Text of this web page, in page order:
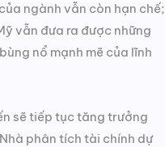
ngành vẫn còn hạn chế;
vẫn đưa ra được những
nổ mạnh mẽ của lĩnh
​​sẽ tiếp tục tăng trưởng
phân tích tài chính dự